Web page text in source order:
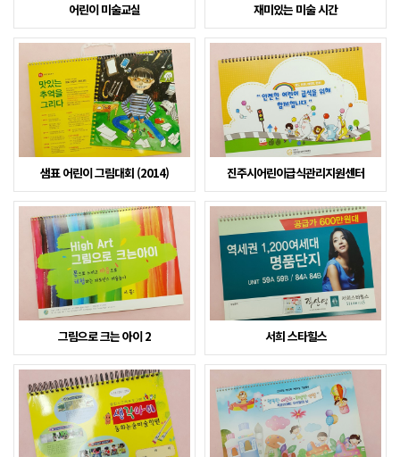
어린이 미술교실 재미있는 미술 시간
샘표 어린이 그림대회 (2014) 진주시어린이급식관리지원센터
그림으로 크는 아이 2 서희 스타힐스